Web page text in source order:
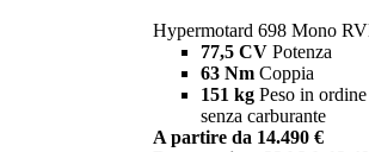
Hypermotard 698 Mono
77,5 CV Potenza
63 Nm Coppia
151 kg Peso in
senza carburante
A partire da 14.490 €